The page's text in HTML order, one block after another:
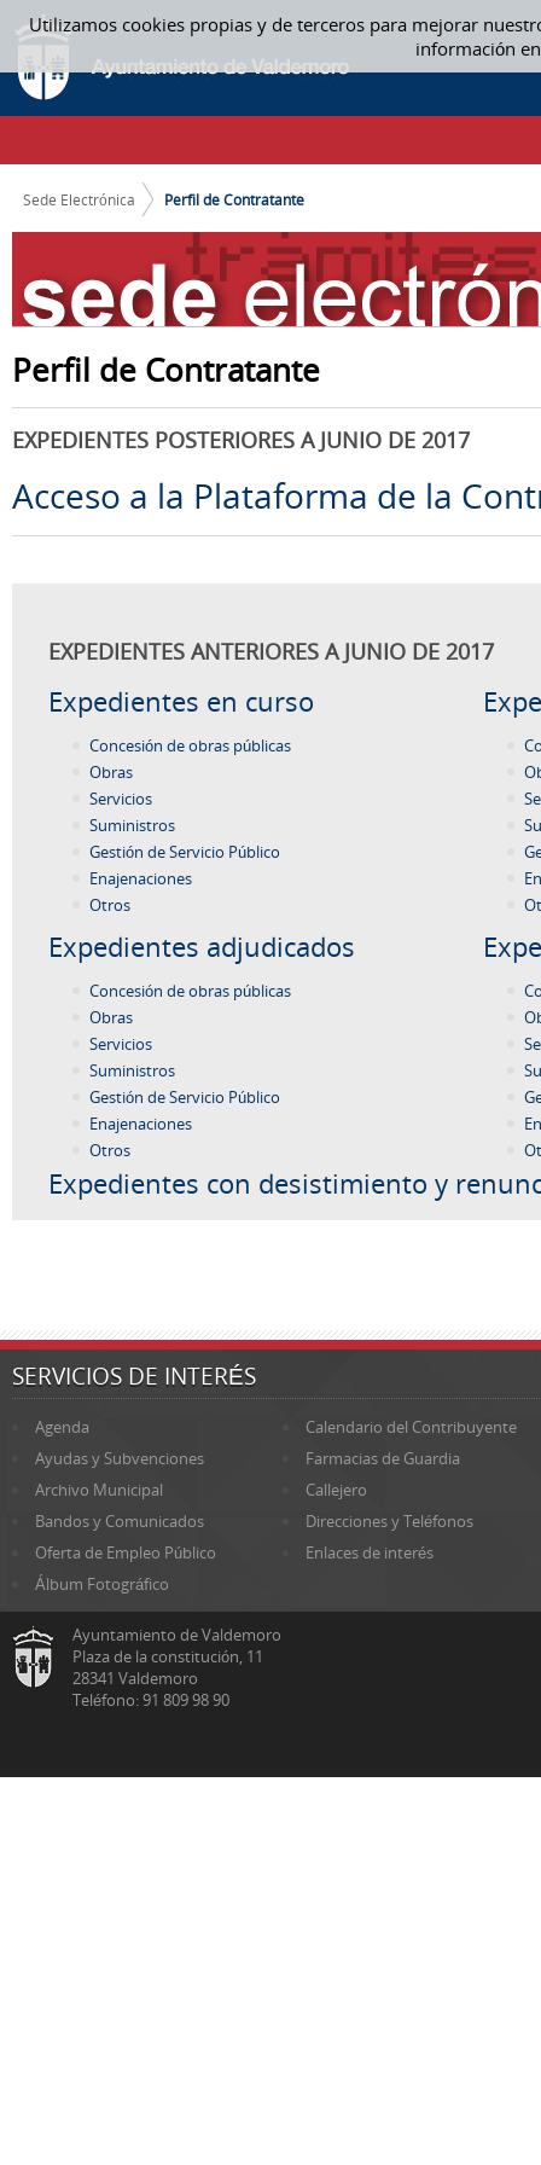
Utilizamos cookies propias y de terceros para mejorar
información
Saltar al contenido
PERFIL DE CONTRATANTE
CAMINO DE MIGAS
Sede Electrónica Perfil de Contratante
Perfil de Contratante
EXPEDIENTES POSTERIORES A JUNIO DE 2017
Acceso a la Plataforma de la
EXPEDIENTES ANTERIORES A JUNIO DE 2017
Expedientes en curso
Concesión de obras públicas
Obras
Servicios
Suministros
Gestión de Servicio Público
Enajenaciones
Otros
Expedientes adjudicados
Concesión de obras públicas
Obras
Servicios
Suministros
Gestión de Servicio Público
Enajenaciones
Otros
Expedientes con desistimiento y
SERVICIOS DE INTERÉS
Agenda
Calendario del Contribuyente
Ayudas y Subvenciones
Farmacias de Guardia
Archivo Municipal
Callejero
Bandos y Comunicados
Direcciones y Teléfonos
Oferta de Empleo Público
Enlaces de interés
Álbum Fotográfico
Ayuntamiento de Valdemoro
Plaza de la constitución, 11
28341 Valdemoro
Teléfono: 91 809 98 90